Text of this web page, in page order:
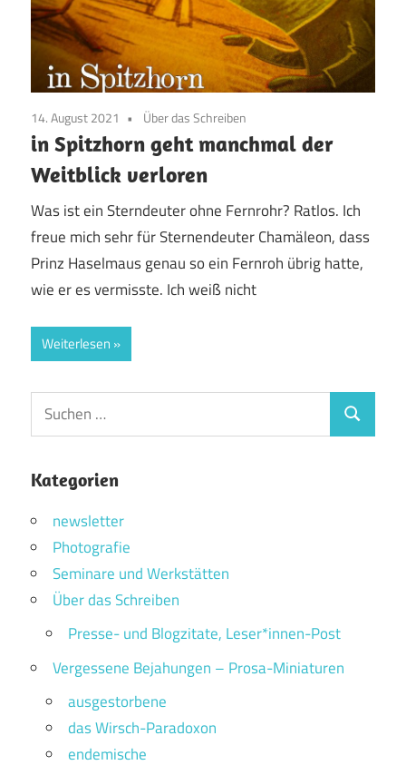
14. August 2021 Über das Schreiben
in Spitzhorn geht manchmal der
Weitblick verloren
Was ist ein Sterndeuter ohne Fernrohr? Ratlos. Ich
freue mich sehr für Sternendeuter Chamäleon, dass
Prinz Haselmaus genau so ein Fernroh übrig hatte,
wie er es vermisste. Ich weiß nicht
Weiterlesen
Suchen
nach:
Suchen
Kategorien
newsletter
Photografie
Seminare und Werkstätten
Über das Schreiben
Presse- und Blogzitate, Leser*innen-Post
Vergessene Bejahungen – Prosa-Miniaturen
ausgestorbene
das Wirsch-Paradoxon
endemische